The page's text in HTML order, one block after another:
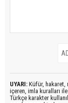
UYARI: Küfür, hakaret,
içeren, imla kuralları ile
Türkçe karakter